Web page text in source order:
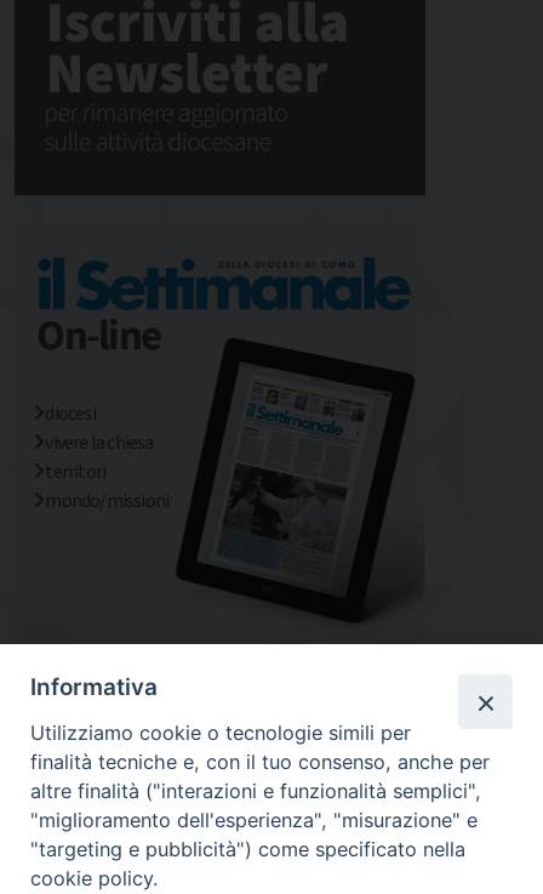
diocesi
vivere la chiesa
territori
mondo/missioni
Informativa
Utilizziamo cookie o tecnologie simili per
finalità tecniche e, con il tuo consenso, anche per
altre finalità ("interazioni e funzionalità semplici",
"miglioramento dell'esperienza", "misurazione" e
"targeting e pubblicità") come specificato nella
cookie policy.